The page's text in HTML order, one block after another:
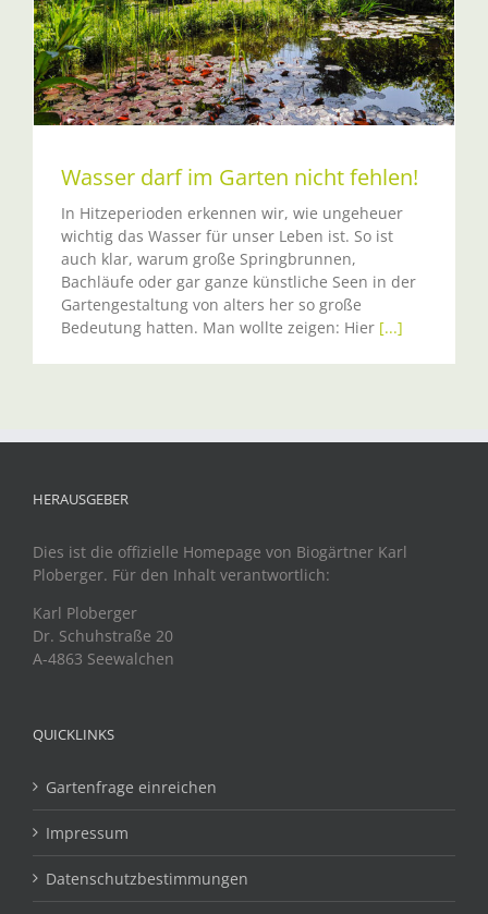
Wasser darf im Garten nicht fehlen!
In Hitzeperioden erkennen wir, wie ungeheuer
wichtig das Wasser für unser Leben ist. So ist
auch klar, warum große Springbrunnen,
Bachläufe oder gar ganze künstliche Seen in der
Gartengestaltung von alters her so große
Bedeutung hatten. Man wollte zeigen: Hier [...]
HERAUSGEBER
Dies ist die offizielle Homepage von Biogärtner Karl
Ploberger. Für den Inhalt verantwortlich:
Karl Ploberger
Dr. Schuhstraße 20
A-4863 Seewalchen
QUICKLINKS
Gartenfrage einreichen
Impressum
Datenschutzbestimmungen